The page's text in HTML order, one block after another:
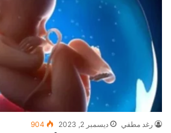
رغد مطفي ديسمبر 2, 2023 904